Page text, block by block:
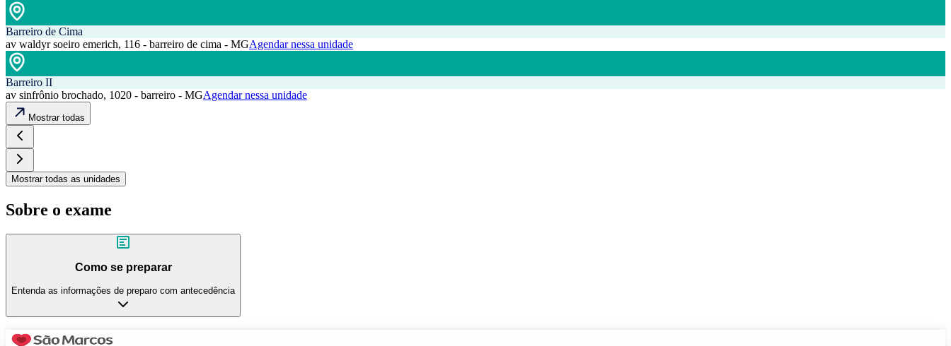
Barreiro de Cima
av waldyr soeiro emerich, 116 - barreiro de cima - MGAgendar nessa unidade
Barreiro II
av sinfrônio brochado, 1020 - barreiro - MGAgendar nessa unidade
Mostrar todas
Mostrar todas as unidades
Sobre o exame
Como se preparar
Entenda as informações de preparo com antecedência